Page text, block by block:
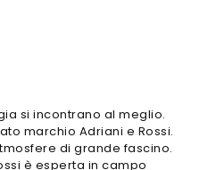
si incontrano al meglio.
marchio Adriani e Rossi.
di grande fascino.
è esperta in campo